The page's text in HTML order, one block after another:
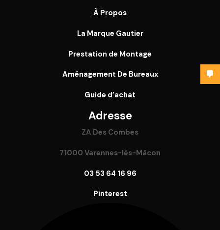
À Propos
La Marque Gautier
Prestation de Montage
Aménagement De Bureaux
Guide d’achat
Adresse
ZA Des Combes
71000 Varennes-lès-Mâcon
03 53 64 16 96
Pinterest